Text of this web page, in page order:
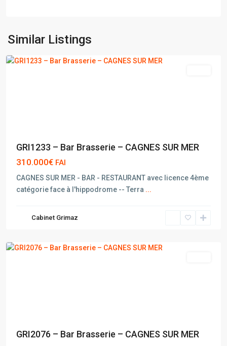
Similar Listings
SUR
MER
GRI1233 – Bar Brasserie – CAGNES SUR MER
310.000€ FAI
CAGNES SUR MER - BAR - RESTAURANT avec licence 4ème
catégorie face à l'hippodrome -- Terra ...
Cabinet Grimaz
GRI2076 – Bar Brasserie – CAGNES SUR MER